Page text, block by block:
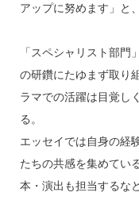
アップに努めます」と
「スペシャリスト部
の研鑽にたゆまず取り
ラマでの活躍は目覚し
る。
エッセイでは自身の経
たちの共感を集めてい
本・演出も担当するな